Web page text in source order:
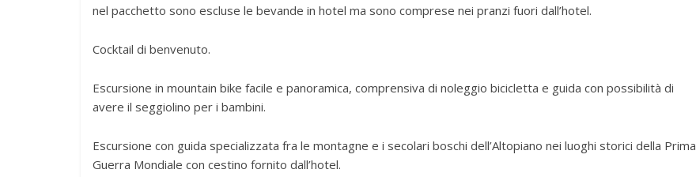
nel pacchetto sono escluse le bevande in hotel ma sono comprese nei pranzi fuori dall’hotel.
Cocktail di benvenuto.
Escursione in mountain bike facile e panoramica, comprensiva di noleggio bicicletta e guida con possibilità di
avere il seggiolino per i bambini.
Escursione con guida specializzata fra le montagne e i secolari boschi dell’Altopiano nei luoghi storici della Prima
Guerra Mondiale con cestino fornito dall’hotel.